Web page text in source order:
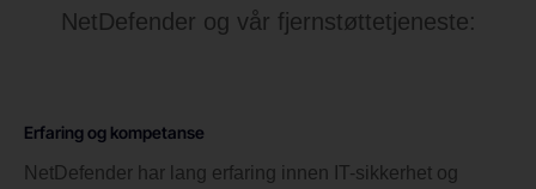
NetDefender og vår fjernstøttetjeneste:
Erfaring og kompetanse
NetDefender har lang erfaring innen IT-sikkerhet og